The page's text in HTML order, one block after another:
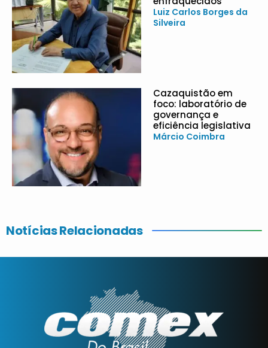
Luiz Carlos Borges da
Silveira
Cazaquistão em
foco: laboratório de
governança e
eficiência legislativa
Márcio Coimbra
Notícias Relacionadas